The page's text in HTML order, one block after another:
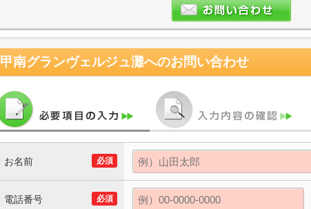
甲南グランヴェルジュ灘へのお問い合わせ
必須
お名前
必須
電話番号